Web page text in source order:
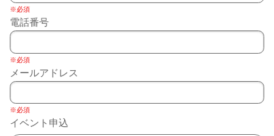
※必須
電話番号
※必須
メールアドレス
※必須
イベント申込